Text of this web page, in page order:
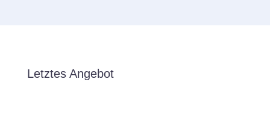
Letztes Angebot